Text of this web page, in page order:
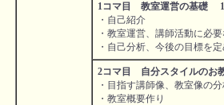
1コマ目 教室運営の基礎
・自己紹介
・教室運営、講師活動に必
・自己分析、今後の目標を
2コマ目 自分スタイルのお
・目指す講師像、教室像の
・教室概要作り